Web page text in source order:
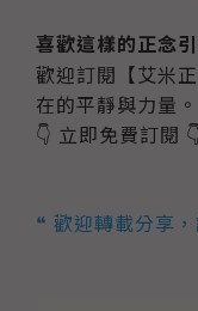
喜歡這樣的正念
歡迎訂閱【艾米
在的平靜與力量。
👇 立即免費訂閱
❝ 歡迎轉載分享